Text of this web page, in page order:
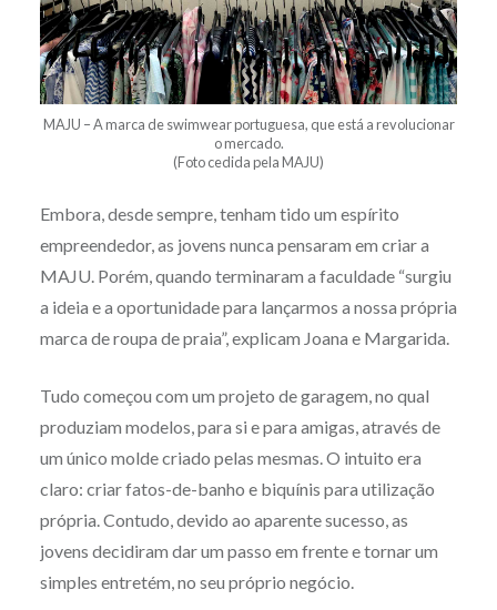
MAJU – A marca de swimwear portuguesa, que está a revolucionar
o mercado.
(Foto cedida pela MAJU)
Embora, desde sempre, tenham tido um espírito
empreendedor, as jovens nunca pensaram em criar a
MAJU. Porém, quando terminaram a faculdade “surgiu
a ideia e a oportunidade para lançarmos a nossa própria
marca de roupa de praia”, explicam Joana e Margarida.
Tudo começou com um projeto de garagem, no qual
produziam modelos, para si e para amigas, através de
um único molde criado pelas mesmas. O intuito era
claro: criar fatos-de-banho e biquínis para utilização
própria. Contudo, devido ao aparente sucesso, as
jovens decidiram dar um passo em frente e tornar um
simples entretém, no seu próprio negócio.